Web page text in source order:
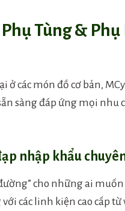
Tùng &
ở các món đồ cơ bản,
sàng đáp ứng mọi nhu
nhập khẩu
cho những ai
các linh kiện cao cấp từ